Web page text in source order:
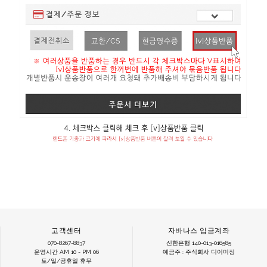
고객센터
070-8267-8837
운영시간 AM 10 - PM 06
토/일/공휴일 휴무
자바나스 입금계좌
신한은행 140-013-016585
예금주 : 주식회사 디이미징